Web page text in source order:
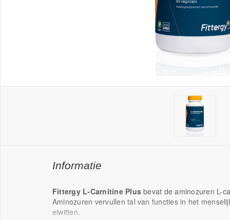
Informatie
Fittergy L-Carnitine Plus bevat de aminozuren L-
Aminozuren vervullen tal van functies in het
eiwitten.